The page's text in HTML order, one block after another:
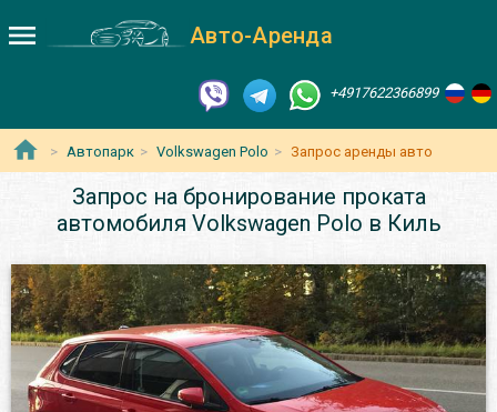
Авто-Аренда
+4917622366899
Автопарк Volkswagen Polo Запрос аренды авто
Запрос на бронирование проката
автомобиля Volkswagen Polo в Киль